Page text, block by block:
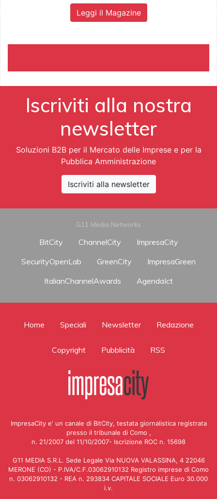
Leggi il Magazine
Iscriviti alla nostra
newsletter
Soluzioni B2B per il Mercato delle Imprese e per la
Pubblica Amministrazione
Iscriviti alla newsletter
G11 Media Networks
BitCity ChannelCity
ImpresaCity
SecurityOpenLab
GreenCity
ImpresaGreen
ItalianChannelAwards
AgendaIct
Home Speciali Newsletter Redazione
Copyright Pubblicità RSS
ImpresaCity e' un canale di BitCity, testata giornalistica registrata
presso il tribunale di Como ,
n. 21/2007 del 11/10/2007- Iscrizione ROC n. 15698
G11 MEDIA S.R.L. Sede Legale Via NUOVA VALASSINA, 4 22046
MERONE (CO) - P.IVA/C.F.03062910132 Registro imprese di Como
n. 03062910132 - REA n. 293834 CAPITALE SOCIALE Euro 30.000
i.v.